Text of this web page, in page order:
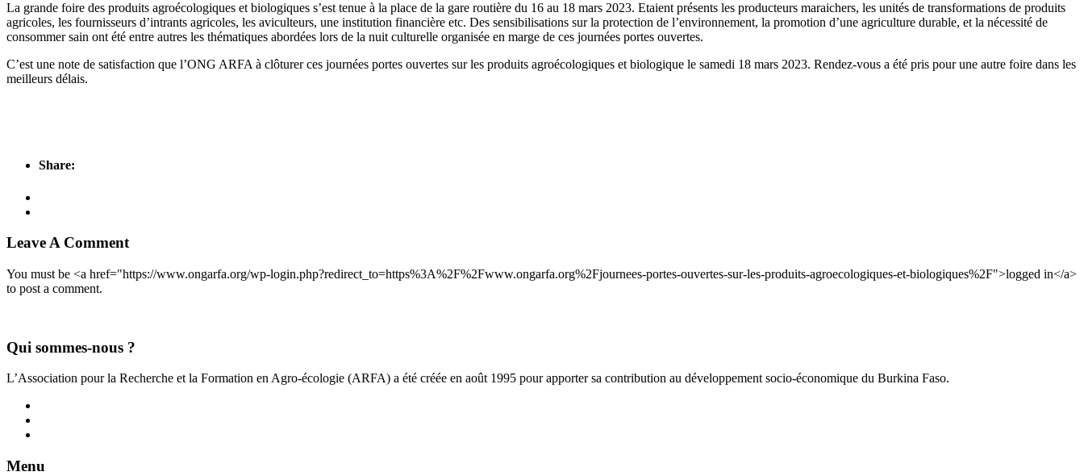
La grande foire des produits agroécologiques et biologiques s’est tenue à la place de la gare routière du 16 au 18 mars 2023. Etaient présents les producteurs maraichers, les unités de transformations de produits
agricoles, les fournisseurs d’intrants agricoles, les aviculteurs, une institution financière etc. Des sensibilisations sur la protection de l’environnement, la promotion d’une agriculture durable, et la nécessité de
consommer sain ont été entre autres les thématiques abordées lors de la nuit culturelle organisée en marge de ces journées portes ouvertes.
C’est une note de satisfaction que l’ONG ARFA à clôturer ces journées portes ouvertes sur les produits agroécologiques et biologique le samedi 18 mars 2023. Rendez-vous a été pris pour une autre foire dans les
meilleurs délais.
Share:
Leave A Comment
You must be <a href="https://www.ongarfa.org/wp-login.php?redirect_to=https%3A%2F%2Fwww.ongarfa.org%2Fjournees-portes-ouvertes-sur-les-produits-agroecologiques-et-biologiques%2F">logged in</a>
to post a comment.
Qui sommes-nous ?
L’Association pour la Recherche et la Formation en Agro-écologie (ARFA) a été créée en août 1995 pour apporter sa contribution au développement socio-économique du Burkina Faso.
Menu